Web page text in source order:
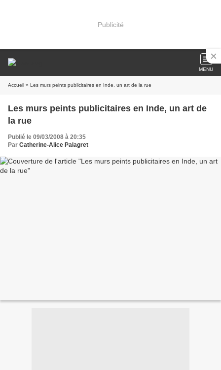
Publicité
MENU
Accueil » Les murs peints publicitaires en Inde, un art de la rue
Les murs peints publicitaires en Inde, un art de
la rue
Publié le 09/03/2008 à 20:35
Par Catherine-Alice Palagret